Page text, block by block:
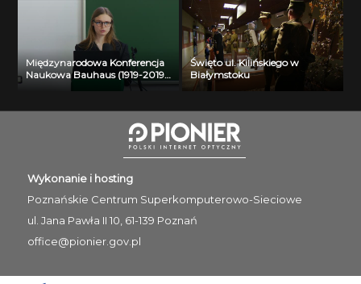
Międzynarodowa Konferencja
Naukowa Bauhaus (1919-2019)
Past – Present – Future – Liva
Święto ul. Kilińskiego w
Białymstoku
Wykonanie i hosting
Poznańskie Centrum Superkomputerowo-Sieciowe
ul. Jana Pawła II 10, 61-139 Poznań
office@pionier.gov.pl